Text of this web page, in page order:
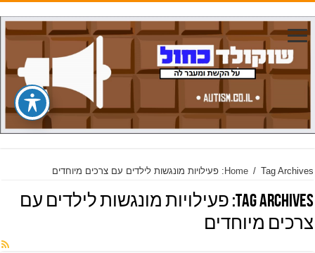
Home / Tag Archives: פעילויות מונגשות לילדים עם צרכים מיוחדים
Tag Archives: פעילויות מונגשות לילדים עם
צרכים מיוחדים